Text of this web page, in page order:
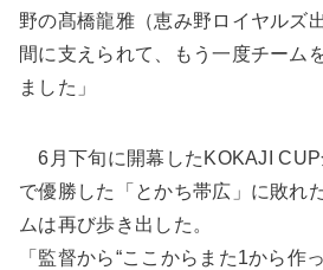
野の髙橋龍雅（恵み野ロイヤルズ
間に支えられて、もう一度チーム
ました」
6月下旬に開幕したKOKAJI CUP
で優勝した「とかち帯広」に敗れ
ムは再び歩き出した。
「監督から“ここからまた1から作